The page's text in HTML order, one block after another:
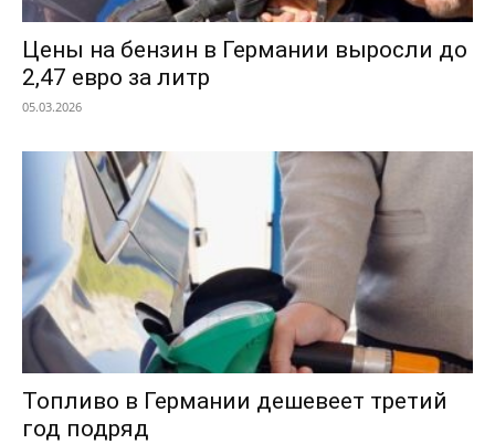
Цены на бензин в Германии выросли до
2,47 евро за литр
05.03.2026
Топливо в Германии дешевеет третий
год подряд